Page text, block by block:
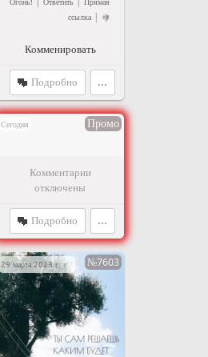
Огонь! Ответить
Прямая
ссылка |
Комменировать
Подробно ...
Сегодня Промо
Комментарии
отключены
Подробно ...
29 марта 2023 г. в 17:46№7603